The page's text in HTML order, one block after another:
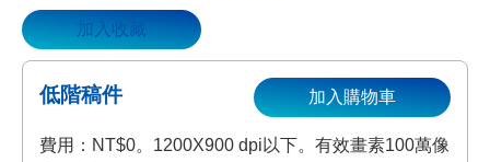
加入收藏
低階稿件
費用：NT$0。1200X900 dpi以下。有效畫素100萬像
加入購物車